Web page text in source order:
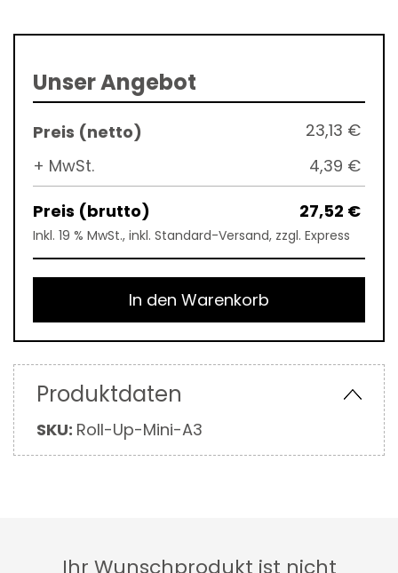
Unser Angebot
23,13 €
+ MwSt.
4,39 €
27,52 €
Inkl. 19 % MwSt., inkl. Standard-Versand, zzgl. Express
In den Warenkorb
Produktdaten
Mehr
Informationen
SKU: Roll-Up-Mini-A3
Ihr Wunschprodukt ist nicht